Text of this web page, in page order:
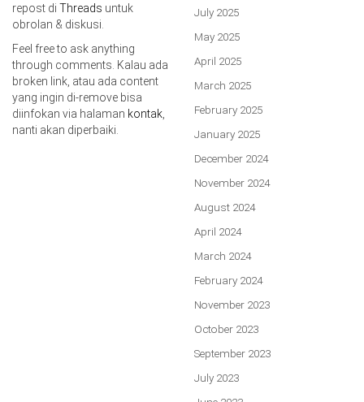
repost di Threads untuk
obrolan & diskusi.
Feel free to ask anything
through comments. Kalau ada
broken link, atau ada content
yang ingin di-remove bisa
diinfokan via halaman kontak
nanti akan diperbaiki.
July 2025
May 2025
April 2025
March 2025
February 2025
January 2025
December 2024
November 2024
August 2024
April 2024
March 2024
February 2024
November 2023
October 2023
September 2023
July 2023